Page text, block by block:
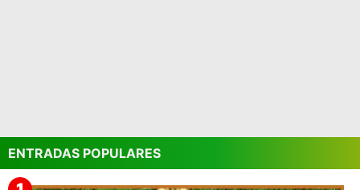
ENTRADAS POPULARES